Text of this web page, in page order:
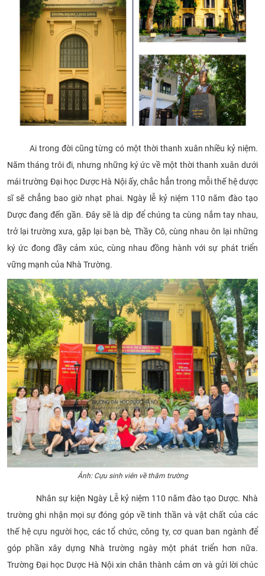
Ai trong đời cũng từng có một thời thanh xuân nhiều kỷ niệm.
Năm tháng trôi đi, nhưng những ký ức về một thời thanh xuân dưới
mái trường Đại học Dược Hà Nội ấy, chắc hẳn trong mỗi thế hệ dược
sĩ sẽ chẳng bao giờ nhạt phai. Ngày lễ kỷ niệm 110 năm đào tạo
Dược đang đến gần. Đây sẽ là dịp để chúng ta cùng nắm tay nhau,
trở lại trường xưa, gặp lại bạn bè, Thầy Cô, cùng nhau ôn lại những
ký ức đong đầy cảm xúc, cùng nhau đồng hành với sự phát triển
vững mạnh của Nhà Trường.
Ảnh: Cựu sinh viên về thăm trường
Nhân sự kiện Ngày Lễ kỷ niệm 110 năm đào tạo Dược. Nhà
trường ghi nhận mọi sự đóng góp về tinh thần và vật chất của các
thế hệ cựu người học, các tổ chức, công ty, cơ quan ban ngành để
góp phần xây dựng Nhà trường ngày một phát triển hơn nữa.
Trường Đại học Dược Hà Nội xin chân thành cảm ơn và gửi lời chúc